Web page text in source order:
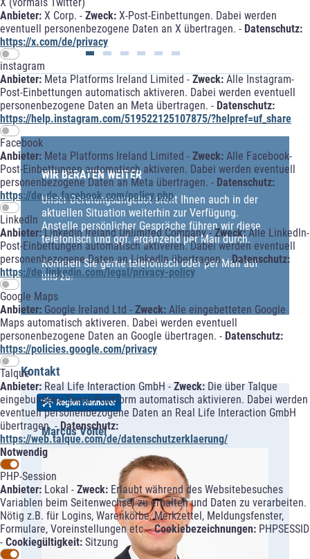
Anbieter: X Corp. - Zweck: X-Post-Einbettungen. Dabei werden
eventuell personenbezogene Daten an X übertragen. - Datenschutz:
https://x.com/de/privacy
instagram
Anbieter: Meta Platforms Ireland Limited - Zweck: Alle Instagram-
Post-Einbettungen automatisch aktiveren. Dabei werden eventuell
personenbezogene Daten an Meta übertragen. - Datenschutz:
https://help.instagram.com/519522125107875/?helpref=uf_share
Facebook
Anbieter: Meta Platforms Ireland Limited - Zweck: Alle Facebook-
Post-Einbettungen automatisch aktiveren. Dabei werden eventuell
personenbezogene Daten an Meta übertragen. - Datenschutz:
https://de-de.facebook.com/policy.php
LinkedIn
Anbieter:LinkedIn Ireland Unlimited Company -Zweck:Alle LinkedIn-
Post-Einbettungen automatisch aktiveren. Dabei werden eventuell
personenbezogene Daten an LinkedIn übertragen. -Datenschutz:
https://de.linkedin.com/legal/privacy-policy
Google Maps
Anbieter: Google Ireland Ltd - Zweck: Alle eingebetteten Google
Maps automatisch aktiveren. Dabei werden eventuell
personenbezogene Daten an Google übertragen. - Datenschutz:
https://policies.google.com/privacy
Talque
Anbieter:Real Life Interaction GmbH -Zweck:Die über Talque
eingebundene Event-Plattform automatisch aktivieren. Dabei werden
eventuell personenbezogene Daten an Real Life Interaction GmbH
übertragen. -Datenschutz:
https://web.talque.com/de/datenschutzerklaerung/
Notwendig
PHP-Session
Anbieter: Lokal - Zweck: Erlaubt während des Websitebesuches
Variablen beim Seitenwechsel zu erhalten und Daten zu verarbeiten.
Nötig z.B. für Logins, Warenkörbe, Merkzettel, Meldungsfenster,
Formulare, Voreinstellungen etc. -Cookiebezeichnungen: PHPSESSID
- Cookiegültigkeit: Sitzung
WIR BERATEN WEITER
Unser Beratungsangebot steht Ihnen auch in der
aktuellen Situation weiterhin zur Verfügung.
Anstelle persönlicher Gespräche führen wir diese
telefonisch und ggf. ergänzend per Mail durch.
Kommen Sie gerne telefonisch oder per Mail auf
uns zu!
Kontakt
Region Hannover
Marcus Voitel